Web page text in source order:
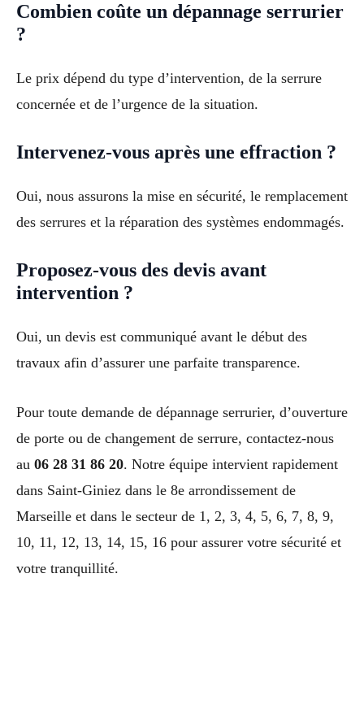
Combien coûte un dépannage serrurier
?
Le prix dépend du type d’intervention, de la serrure
concernée et de l’urgence de la situation.
Intervenez-vous après une effraction ?
Oui, nous assurons la mise en sécurité, le remplacement
des serrures et la réparation des systèmes endommagés.
Proposez-vous des devis avant
intervention ?
Oui, un devis est communiqué avant le début des
travaux afin d’assurer une parfaite transparence.
Pour toute demande de dépannage serrurier, d’ouverture
de porte ou de changement de serrure, contactez-nous
au 06 28 31 86 20. Notre équipe intervient rapidement
dans Saint-Giniez dans le 8e arrondissement de
Marseille et dans le secteur de 1, 2, 3, 4, 5, 6, 7, 8, 9,
10, 11, 12, 13, 14, 15, 16 pour assurer votre sécurité et
votre tranquillité.